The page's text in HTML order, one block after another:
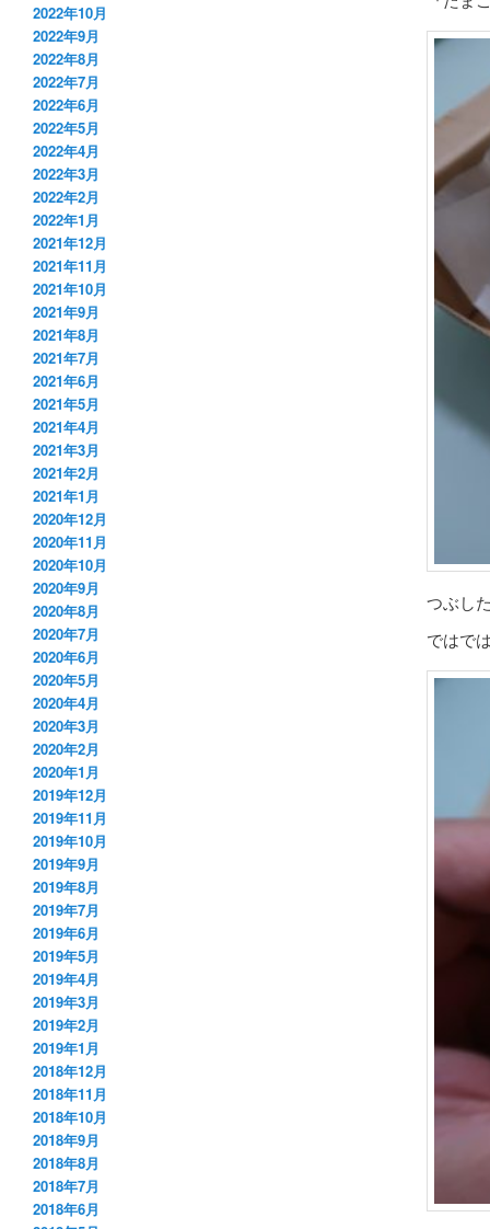
つぶし
ではで
2022年10月
2022年9月
2022年8月
2022年7月
2022年6月
2022年5月
2022年4月
2022年3月
2022年2月
2022年1月
2021年12月
2021年11月
2021年10月
2021年9月
2021年8月
2021年7月
2021年6月
2021年5月
2021年4月
2021年3月
2021年2月
2021年1月
2020年12月
2020年11月
2020年10月
2020年9月
2020年8月
2020年7月
2020年6月
2020年5月
2020年4月
2020年3月
2020年2月
2020年1月
2019年12月
2019年11月
2019年10月
2019年9月
2019年8月
2019年7月
2019年6月
2019年5月
2019年4月
2019年3月
2019年2月
2019年1月
2018年12月
2018年11月
2018年10月
2018年9月
2018年8月
2018年7月
2018年6月